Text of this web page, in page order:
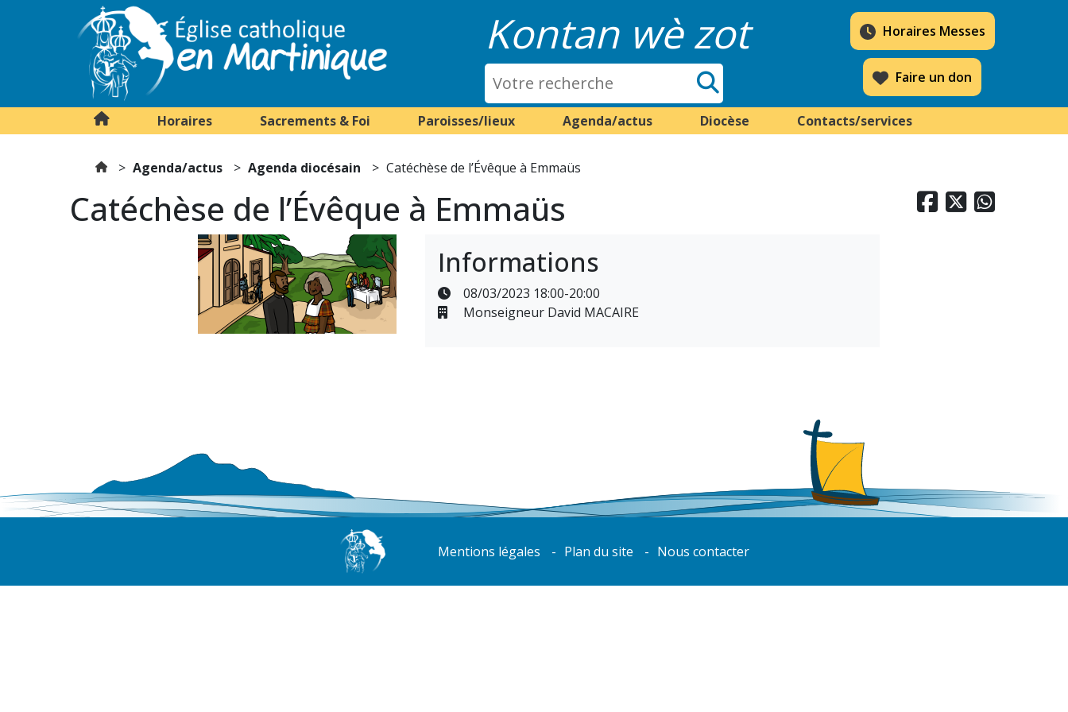
Kontan wè zot Horaires Messes
Faire un don
Horaires Sacrements & Foi Paroisses/lieux Agenda/actus Diocèse Contacts/services
Agenda/actus Agenda diocésain Catéchèse de l’Évêque à Emmaüs
  
Catéchèse de l’Évêque à Emmaüs
Informations
08/03/2023 18:00-20:00
Monseigneur David MACAIRE
Mentions légales Plan du site Nous contacter